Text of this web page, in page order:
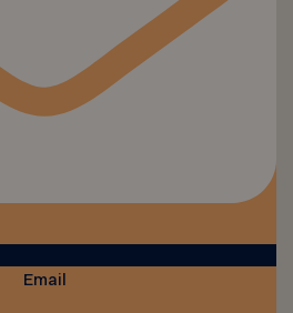
Email